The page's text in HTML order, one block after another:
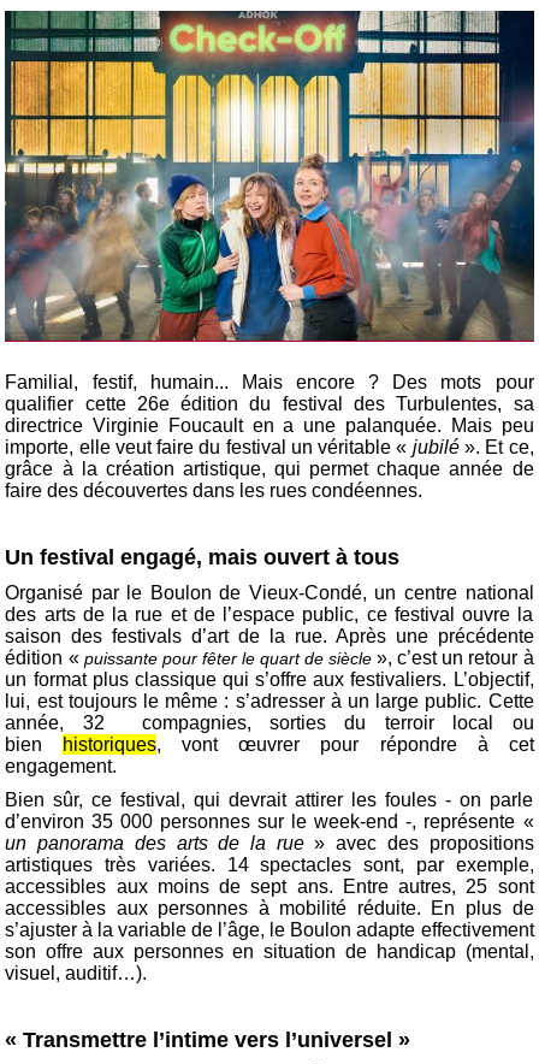
Familial, festif, humain... Mais encore ? Des mots pour
qualifier cette 26e édition du festival des Turbulentes, sa
directrice Virginie Foucault en a une palanquée. Mais peu
importe, elle veut faire du festival un véritable « jubilé». Et ce,
grâce à la création artistique, qui permet chaque année de
faire des découvertes dans les rues condéennes.
Un festival engagé, mais ouvert à tous
Organisé par le Boulon de Vieux-Condé, un centre national
des arts de la rue et de l’espace public, ce festival ouvre la
saison des festivals d’art de la rue. Après une précédente
édition « puissante pour fêter le quart de siècle », c’est un retour à
un format plus classique qui s’offre aux festivaliers. L’objectif,
lui, est toujours le même : s’adresser à un large public. Cette
année, 32 compagnies, sorties du terroir local ou
bien historiques, vont œuvrer pour répondre à cet
engagement.
Bien sûr, ce festival, qui devrait attirer les foules - on parle
d’environ 35 000 personnes sur le week-end -, représente «
un panorama des arts de la rue» avec des propositions
artistiques très variées. 14 spectacles sont, par exemple,
accessibles aux moins de sept ans. Entre autres, 25 sont
accessibles aux personnes à mobilité réduite. En plus de
s’ajuster à la variable de l’âge, le Boulon adapte effectivement
son offre aux personnes en situation de handicap (mental,
visuel, auditif…).
« Transmettre l’intime vers l’universel »